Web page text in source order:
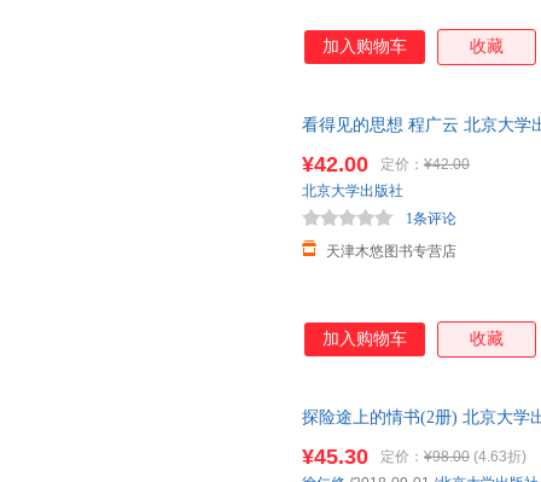
加入购物车 收藏
看得见的思想 程广云 北京大学
¥42.00 定价： ¥42.00
天津木悠图书专营店
1条评论
北京大学出版社
加入购物车 收藏
探险途上的情书(2册) 北京大学
¥45.30 定价： ¥98.00 (4.63折)